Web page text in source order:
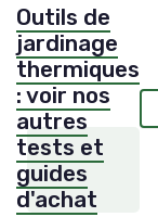
Outils de
jardinage
thermiques
: voir nos
autres
tests et
guides
d'achat